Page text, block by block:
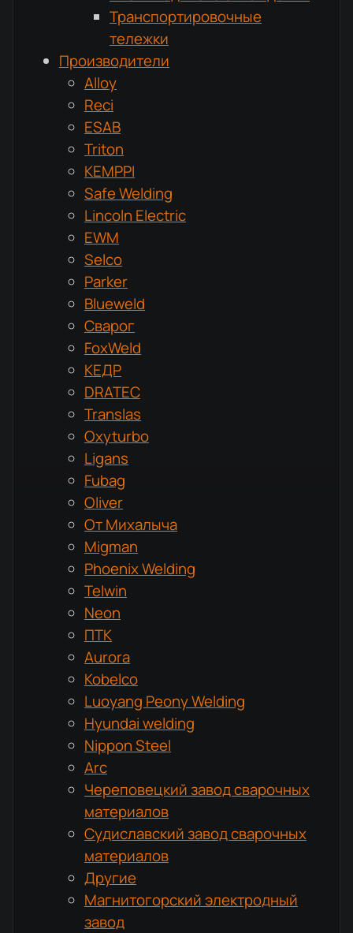
Транспортировочные
тележки
Производители
Alloy
Reci
ESAB
Triton
KEMPPI
Safe Welding
Lincoln Electric
EWM
Selco
Parker
Blueweld
Сварог
FoxWeld
КЕДР
DRATEC
Translas
Oxyturbo
Ligans
Fubag
Oliver
От Михалыча
Migman
Phoenix Welding
Telwin
Neon
ПТК
Aurora
Kobelco
Luoyang Peony Welding
Hyundai welding
Nippon Steel
Arc
Череповецкий завод сварочных
материалов
Судиславский завод сварочных
материалов
Другие
Магнитогорский электродный
завод